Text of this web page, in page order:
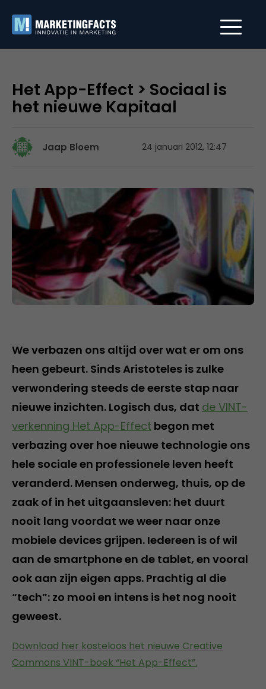
Het App-Effect > Sociaal is
het nieuwe Kapitaal
Jaap Bloem 24 januari 2012, 12:47
We verbazen ons altijd over wat er om ons
heen gebeurt. Sinds Aristoteles is zulke
verwondering steeds de eerste stap naar
nieuwe inzichten. Logisch dus, dat de VINT-
verkenning Het App-Effect begon met
verbazing over hoe nieuwe technologie ons
hele sociale en professionele leven heeft
veranderd. Mensen onderweg, thuis, op de
zaak of in het uitgaansleven: het duurt
nooit lang voordat we weer naar onze
mobiele devices grijpen. Iedereen is of wil
aan de smartphone en de tablet, en vooral
ook aan zijn eigen apps. Prachtig al die
“tech”: zo mooi en intens is het nog nooit
geweest.
Download hier kosteloos het nieuwe Creative
Commons VINT-boek “Het App-Effect”.